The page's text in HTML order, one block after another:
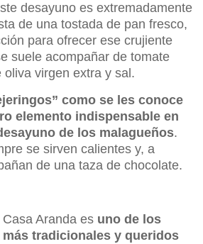
desayuno es extremadamente
de una tostada de pan fresco,
para ofrecer ese crujiente
suele acompañar de tomate
virgen extra y sal.
como se les conoce
elemento indispensable en
de los malagueños.
se sirven calientes y, a
de una taza de chocolate.
Aranda es uno de los
tradicionales y queridos